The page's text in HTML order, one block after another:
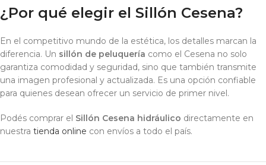
¿Por qué elegir el Sillón Cesena?
En el competitivo mundo de la estética, los detalles marcan la
diferencia. Un sillón de peluquería como el Cesena no solo
garantiza comodidad y seguridad, sino que también transmite
una imagen profesional y actualizada. Es una opción confiable
para quienes desean ofrecer un servicio de primer nivel.
Podés comprar el Sillón Cesena hidráulico directamente en
nuestra tienda online con envíos a todo el país.